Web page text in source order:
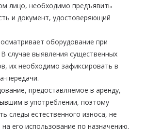
лицо, необходимо предъявить
и документ, удостоверяющий
оборудование при
случае выявления существенных
их необходимо зафиксировать в
передачи.
предоставляемое в аренду,
в употреблении, поэтому
следы естественного износа, не
его использование по назначению.